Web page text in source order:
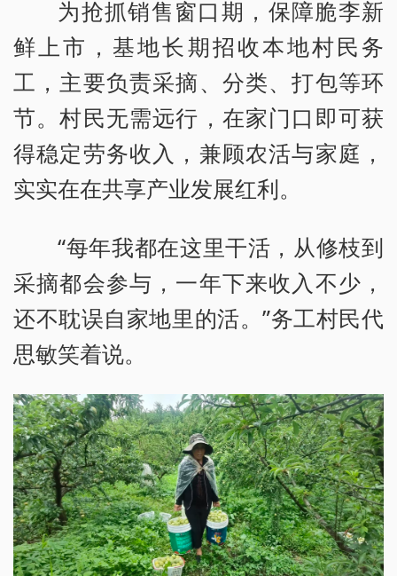
为抢抓销售窗口期，保障脆李新
鲜上市，基地长期招收本地村民务
工，主要负责采摘、分类、打包等环
节。村民无需远行，在家门口即可获
得稳定劳务收入，兼顾农活与家庭，
实实在在共享产业发展红利。
“每年我都在这里干活，从修枝到
采摘都会参与，一年下来收入不少，
还不耽误自家地里的活。”务工村民代
思敏笑着说。